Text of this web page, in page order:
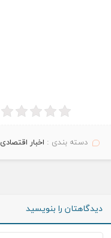
دسته بندی : اخبار اقتصادی
دیدگاهتان را بنویسید